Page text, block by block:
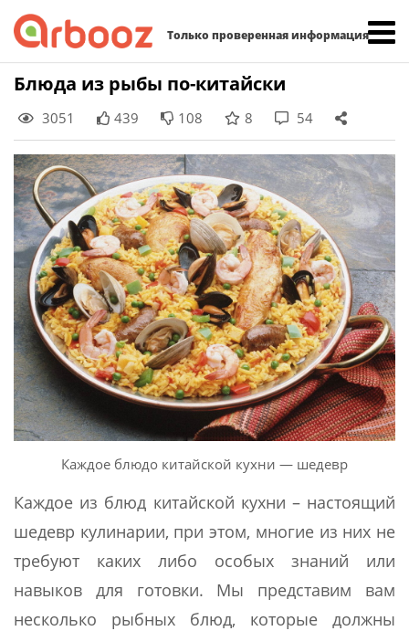
Только проверенная информация
Skip
content
Блюда из рыбы по-китайски
3051 439 108 8 54
Каждое блюдо китайской кухни — шедевр
Каждое из блюд китайской кухни – настоящий
шедевр кулинарии, при этом, многие из них не
требуют каких либо особых знаний или
навыков для готовки. Мы представим вам
несколько рыбных блюд, которые должны
Найти: